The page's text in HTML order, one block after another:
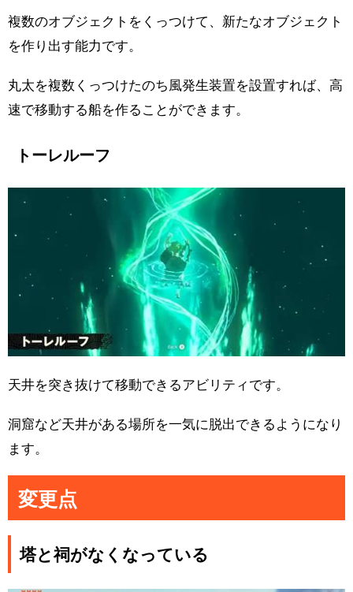
複数のオブジェクトをくっつけて、新たなオブジェクト
を作り出す能力です。
丸太を複数くっつけたのち風発生装置を設置すれば、高
速で移動する船を作ることができます。
トーレルーフ
天井を突き抜けて移動できるアビリティです。
洞窟など天井がある場所を一気に脱出できるようになり
ます。
変更点
塔と祠がなくなっている